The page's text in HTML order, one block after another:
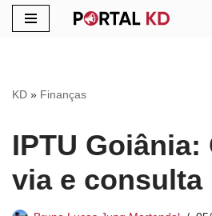
conteúdo
KD » Finanças
IPTU Goiânia:
via e